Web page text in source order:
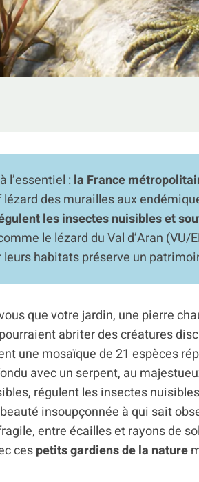
l’essentiel : la France
lézard des murailles aux
les insectes nuisibles et
le lézard du Val d’Aran (VU/
leurs habitats préserve un
que votre jardin, une pierre
abriter des créatures
une mosaïque de 21 espèces
avec un serpent, au
régulent les insectes
insoupçonnée à qui sait
entre écailles et rayons de
cespetits gardiens de la nature